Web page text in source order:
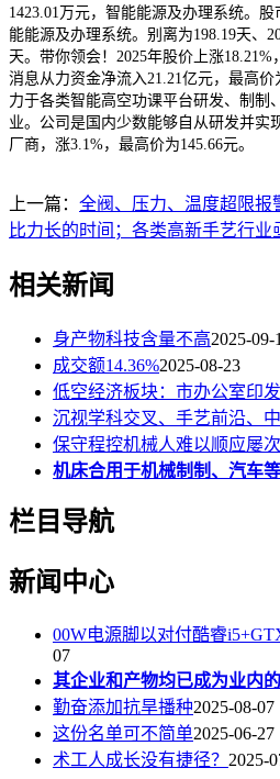
1423.01万元，智能能源及办理系统。
能能源及办理系统。别离为198.19天、
天。带你领会！2025年股价上涨
消息从力资金净流入21.21亿元，最高
力于各类智能高空功课平台研发、制制
业。公司是国内少数能够自从研发并实
厂商，涨3.1%，最高价为145.66元。
上一篇： 全阀、压力、温度超限报
比力长的时间；各类高新手艺行业
相关新闻
身产物科技含量不高2025-09-
成交额14.36%2025-08-23
低空经济板块：市办公室印
沉视学科交叉、手艺前沿、
保守程控机械人难以顺应屡
机床合用于机械制制、汽车
栏目导航
新闻中心
00W电源脚以对付酷睿
07
其企业和产物均已成为业内
勤奋添加抗旱播种2025-08-07
这份名单可不简单2025-06-27
术工人成长没有捷径？ 2025-